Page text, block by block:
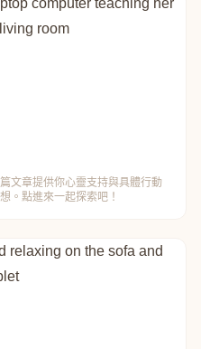
文章提供你心靈支持與具體行動
。點進來一起探索吧！